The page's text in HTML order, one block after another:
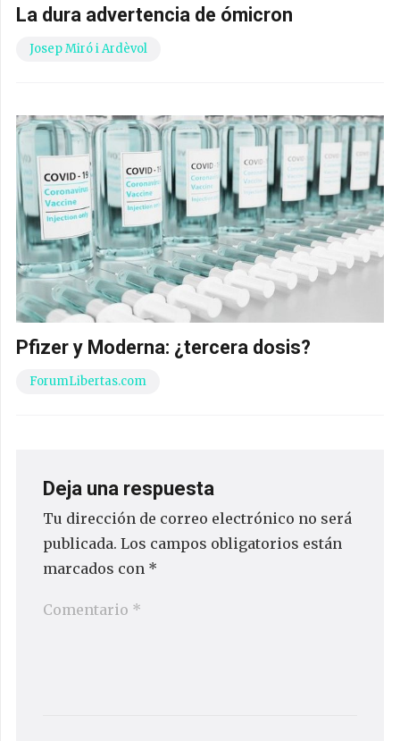
La dura advertencia de ómicron
Josep Miró i Ardèvol
Pfizer y Moderna: ¿tercera dosis?
ForumLibertas.com
Deja una respuesta
Tu dirección de correo electrónico no será
publicada. Los campos obligatorios están
marcados con *